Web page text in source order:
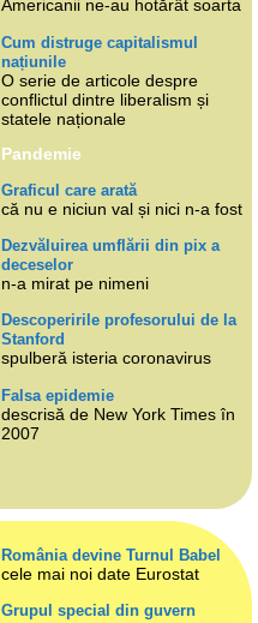
Americanii ne-au hotărât soarta
Cum distruge capitalismul
națiunile
O serie de articole despre
conflictul dintre liberalism și
statele naționale
Pandemie
Graficul care arată
că nu e niciun val și nici n-a fost
Dezvăluirea umflării din pix a
deceselor
n-a mirat pe nimeni
Descoperirile profesorului de la
Stanford
spulberă isteria coronavirus
Falsa epidemie
descrisă de New York Times în
2007
România devine Turnul Babel
cele mai noi date Eurostat
Grupul special din guvern